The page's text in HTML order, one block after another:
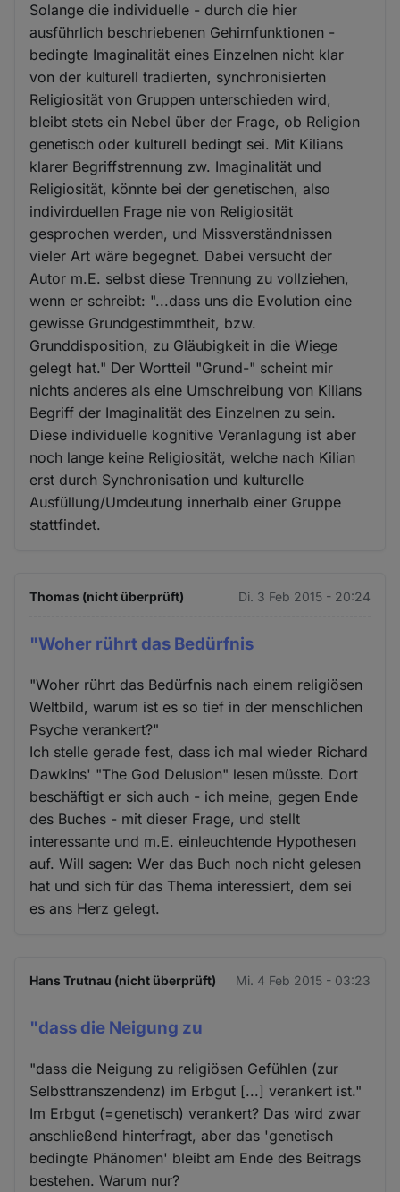
Solange die individuelle - durch die hier
ausführlich beschriebenen Gehirnfunktionen -
bedingte Imaginalität eines Einzelnen nicht klar
von der kulturell tradierten, synchronisierten
Religiosität von Gruppen unterschieden wird,
bleibt stets ein Nebel über der Frage, ob Religion
genetisch oder kulturell bedingt sei. Mit Kilians
klarer Begriffstrennung zw. Imaginalität und
Religiosität, könnte bei der genetischen, also
indivirduellen Frage nie von Religiosität
gesprochen werden, und Missverständnissen
vieler Art wäre begegnet. Dabei versucht der
Autor m.E. selbst diese Trennung zu vollziehen,
wenn er schreibt: "...dass uns die Evolution eine
gewisse Grundgestimmtheit, bzw.
Grunddisposition, zu Gläubigkeit in die Wiege
gelegt hat." Der Wortteil "Grund-" scheint mir
nichts anderes als eine Umschreibung von Kilians
Begriff der Imaginalität des Einzelnen zu sein.
Diese individuelle kognitive Veranlagung ist aber
noch lange keine Religiosität, welche nach Kilian
erst durch Synchronisation und kulturelle
Ausfüllung/Umdeutung innerhalb einer Gruppe
stattfindet.
Thomas (nicht überprüft) Di. 3 Feb 2015 - 20:24
"Woher rührt das Bedürfnis
"Woher rührt das Bedürfnis nach einem religiösen
Weltbild, warum ist es so tief in der menschlichen
Psyche verankert?"
Ich stelle gerade fest, dass ich mal wieder Richard
Dawkins' "The God Delusion" lesen müsste. Dort
beschäftigt er sich auch - ich meine, gegen Ende
des Buches - mit dieser Frage, und stellt
interessante und m.E. einleuchtende Hypothesen
auf. Will sagen: Wer das Buch noch nicht gelesen
hat und sich für das Thema interessiert, dem sei
es ans Herz gelegt.
Hans Trutnau (nicht überprüft) Mi. 4 Feb 2015 - 03:23
"dass die Neigung zu
"dass die Neigung zu religiösen Gefühlen (zur
Selbsttranszendenz) im Erbgut [...] verankert ist."
Im Erbgut (=genetisch) verankert? Das wird zwar
anschließend hinterfragt, aber das 'genetisch
bedingte Phänomen' bleibt am Ende des Beitrags
bestehen. Warum nur?